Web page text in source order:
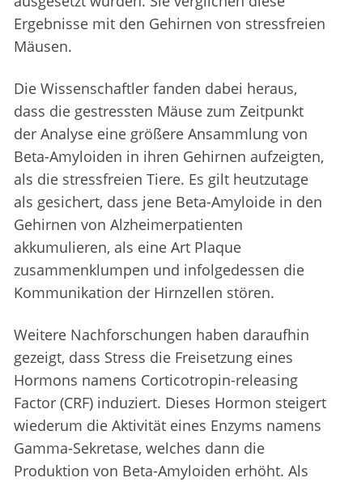
Ergebnisse mit den Gehirnen von stressfreien
Mäusen.
Die Wissenschaftler fanden dabei heraus,
dass die gestressten Mäuse zum Zeitpunkt
der Analyse eine größere Ansammlung von
Beta-Amyloiden in ihren Gehirnen aufzeigten,
als die stressfreien Tiere. Es gilt heutzutage
als gesichert, dass jene Beta-Amyloide in den
Gehirnen von Alzheimerpatienten
akkumulieren, als eine Art Plaque
zusammenklumpen und infolgedessen die
Kommunikation der Hirnzellen stören.
Weitere Nachforschungen haben daraufhin
gezeigt, dass Stress die Freisetzung eines
Hormons namens Corticotropin-releasing
Factor (CRF) induziert. Dieses Hormon steigert
wiederum die Aktivität eines Enzyms namens
Gamma-Sekretase, welches dann die
Produktion von Beta-Amyloiden erhöht. Als